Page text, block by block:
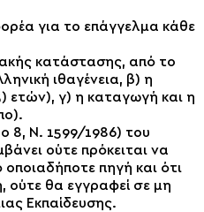
για το επάγγελμα κάθε
κατάστασης, από το
ιθαγένεια, β) η
ετών), γ) η καταγωγή και η
8, Ν. 1599/1986) του
ούτε πρόκειται να
πηγή και ότι
ούτε θα εγγραφεί σε μη
Εκπαίδευσης.